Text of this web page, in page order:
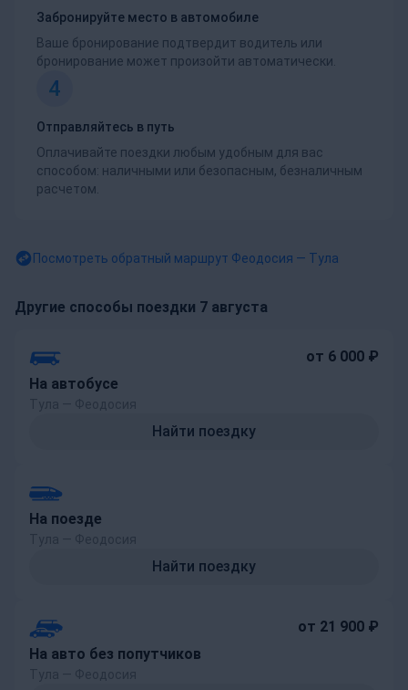
Забронируйте место в автомобиле
Ваше бронирование подтвердит водитель или
бронирование может произойти автоматически.
4
Отправляйтесь в путь
Оплачивайте поездки любым удобным для вас
способом: наличными или безопасным, безналичным
расчетом.
Посмотреть обратный маршрут Феодосия — Тула
Другие способы поездки 7 августа
На автобусе
от 6 000 ₽
Найти поездку
На поезде
Найти поездку
На авто без попутчиков
от 21 900 ₽